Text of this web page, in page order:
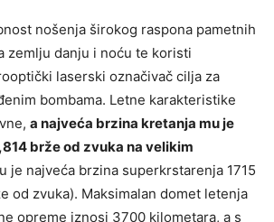
nošenja širokog raspona pametnih
zemlju danju i noću te koristi
laserski označivač cilja za
bombama. Letne karakteristike
a najveća brzina kretanja mu je
brže od zvuka na velikim
je najveća brzina superkrstarenja 1715
od zvuka). Maksimalan domet letenja
opreme iznosi 3700 kilometara, a s